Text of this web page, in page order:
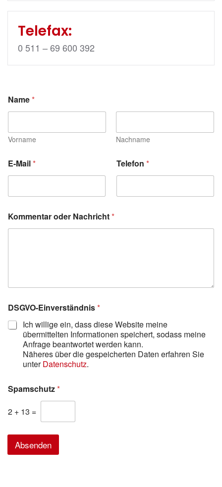
Telefax:
0 511 – 69 600 392
Name*
Vorname Nachname
E-Mail* Telefon *
Kommentar oder Nachricht*
DSGVO-Einverständnis*
Ich willige ein, dass diese Website meine
übermittelten Informationen speichert, sodass meine
Anfrage beantwortet werden kann.
Näheres über die gespeicherten Daten erfahren Sie
unterDatenschutz.
Spamschutz*
2 + 13 =
Absenden